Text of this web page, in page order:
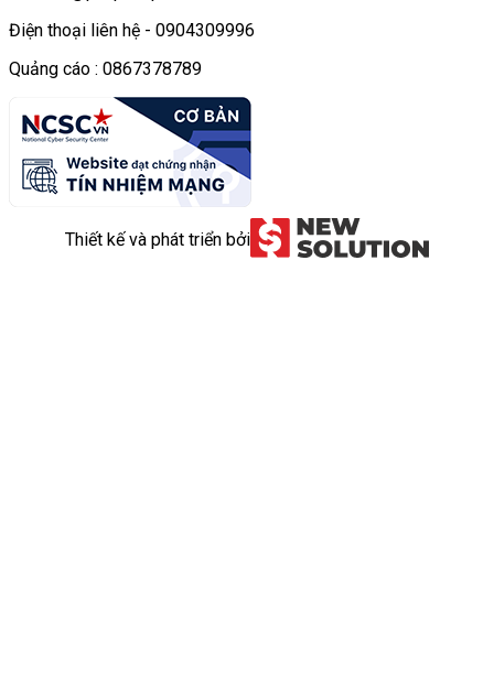
Điện thoại liên hệ - 0904309996
Quảng cáo : 0867378789
Thiết kế và phát triển bởi